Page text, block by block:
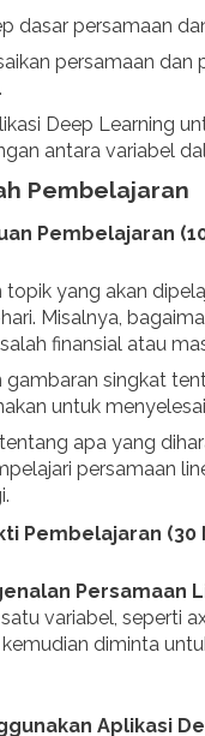
dasar persamaan
persamaan dan
Deep Learning
antara variabel
Pembelajaran
Pembelajaran
topik yang akan
Misalnya,
finansial atau
gambaran singkat
untuk
apa yang
persamaan
Pembelajaran (30
Persamaan
variabel, seperti
diminta
Aplikasi